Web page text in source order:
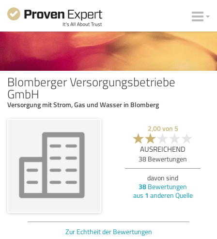
Blomberger Versorgungsbetriebe
GmbH
Versorgung mit Strom, Gas und Wasser in Blomberg
2,00von 5
AUSREICHEND
38 Bewertungen
davon sind
38 Bewertungen
aus 1 anderen Quelle
Zur Echtheit der Bewertungen